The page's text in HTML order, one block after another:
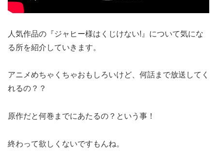
人気作品の『ジャヒー様はくじけない!』について気にな
る所を紹介していきます。
アニメめちゃくちゃおもしろいけど、何話まで放送してく
れるの？？
原作だと何巻までにあたるの？という事！
終わって欲しくないですもんね。